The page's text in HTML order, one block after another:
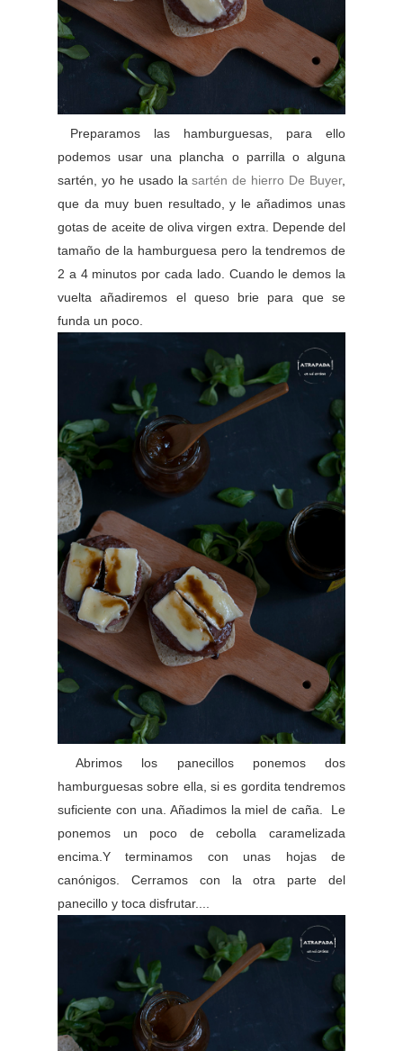
Preparamos las hamburguesas, para ello
podemos usar una plancha o parrilla o alguna
sartén, yo he usado lasartén de hierro De Buyer,
que da muy buen resultado, y le añadimos unas
gotas de aceite de oliva virgen extra. Depende del
tamaño de la hamburguesa pero la tendremos de
2 a 4 minutos por cada lado. Cuando le demos la
vuelta añadiremos el queso brie para que se
funda un poco.
Abrimos los panecillos ponemos dos
hamburguesas sobre ella, si es gordita tendremos
suficiente con una. Añadimos la miel de caña.
Le
ponemos un poco de cebolla caramelizada
encima.Y terminamos con unas hojas de
canónigos. Cerramos con la otra parte del
panecillo y toca disfrutar....